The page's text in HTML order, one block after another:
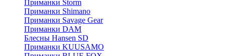
Приманки Storm
Приманки Shimano
Приманки Savage Gear
Приманки DAM
Блесны Hansen SD
Приманки KUUSAMO